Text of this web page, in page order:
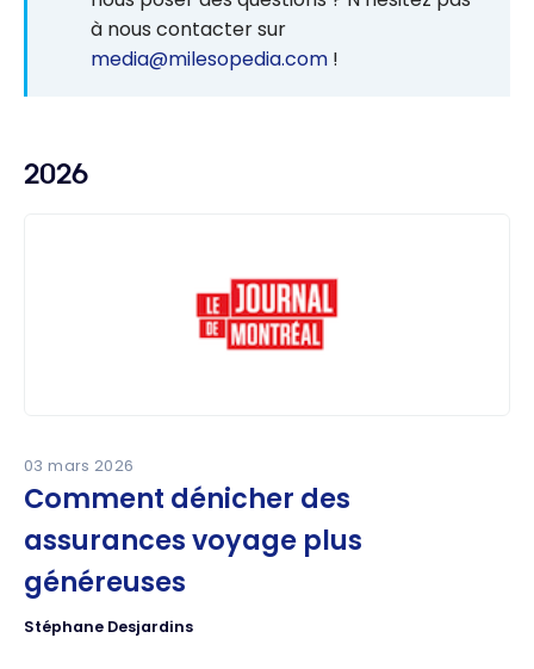
à nous contacter sur
media@milesopedia.com !
2026
03 mars 2026
Comment dénicher des
assurances voyage plus
généreuses
Stéphane Desjardins